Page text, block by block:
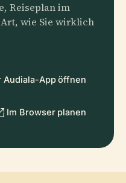
Reiseplan im
wie Sie wirklich
Audiala-App öffnen
Im Browser planen